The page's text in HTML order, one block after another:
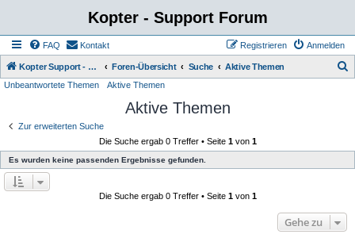
Kopter - Support Forum
FAQ Kontakt Anmelden
Registrieren
Kopter Support - von Anwendern für Anwender. Foren-Übersicht Suche Aktive Themen
Unbeantwortete Themen Aktive Themen
Aktive Themen
Zur erweiterten Suche
Die Suche ergab 0 Treffer • Seite 1von 1
Es wurden keine passenden Ergebnisse gefunden.
Die Suche ergab 0 Treffer • Seite 1von 1
Gehe zu